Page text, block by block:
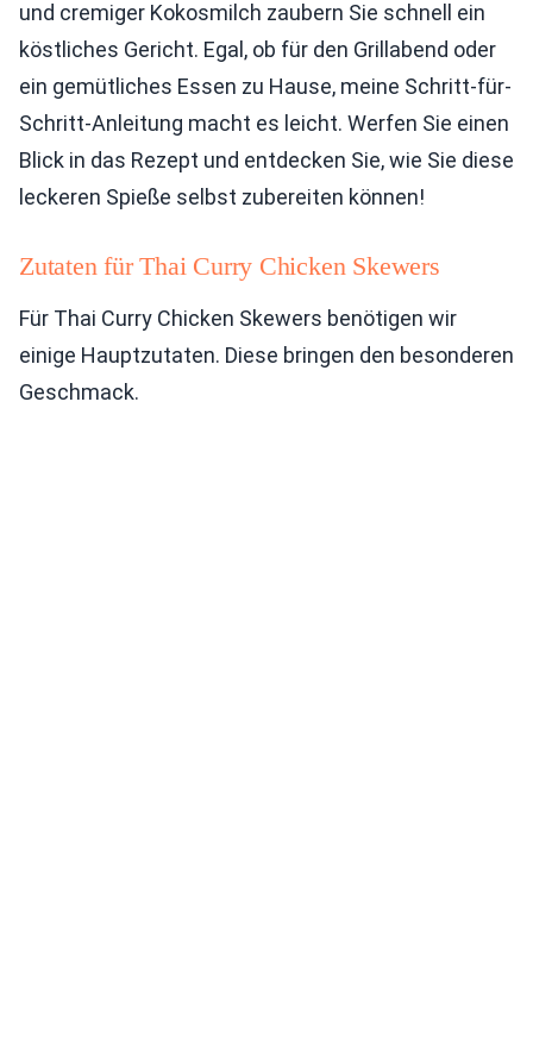
und cremiger Kokosmilch zaubern Sie schnell ein
köstliches Gericht. Egal, ob für den Grillabend oder
ein gemütliches Essen zu Hause, meine Schritt-für-
Schritt-Anleitung macht es leicht. Werfen Sie einen
Blick in das Rezept und entdecken Sie, wie Sie diese
leckeren Spieße selbst zubereiten können!
Zutaten für Thai Curry Chicken Skewers
Für Thai Curry Chicken Skewers benötigen wir
einige Hauptzutaten. Diese bringen den besonderen
Geschmack.